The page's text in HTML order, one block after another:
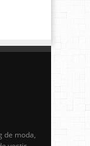
de moda,